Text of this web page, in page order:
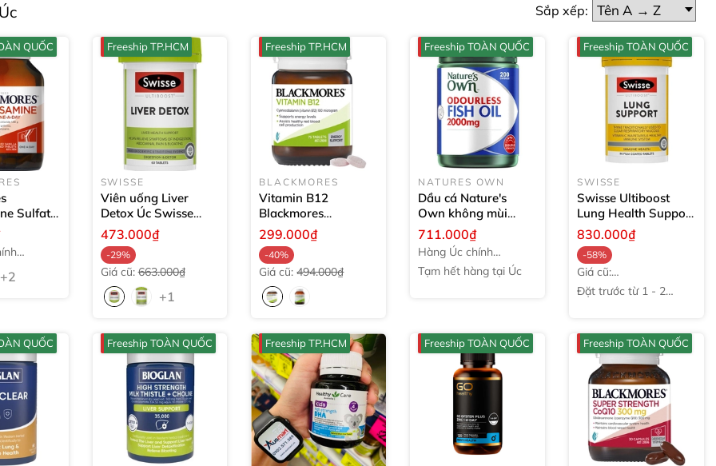
Sắp xếp:
QUỐC
Sulfate
A Day
+2
Freeship TP.HCM
SWISSE
Viên uống Liver
Detox Úc Swisse
Ultiboost thải độc
gan60 viên
473.000₫
-29%
Giá cũ:663.000₫
+1
Freeship TP.HCM
BLACKMORES
Vitamin B12
Blackmores
Cyanocobalamin
100 mcg của Úc
viên
299.000₫
-40%
Giá cũ:494.000₫
Freeship TOÀN QUỐC
NATURES OWN
Dầu cá Nature's
Own không mùi
Odourless Fish Oil
2000mg200 viên
711.000₫
Hàng Úc chính
hãng
Tạm hết hàng tại Úc
Freeship TOÀN QUỐC
SWISSE
Swisse Ultiboost
Lung Health Support
bổ phổi của Úc
viên
830.000₫
-58%
Giá cũ:
1.945.000₫
Đặt trước từ 1 - 2
QUỐC Freeship TOÀN QUỐC Freeship TP.HCM Freeship TOÀN QUỐC Freeship TOÀN QUỐC